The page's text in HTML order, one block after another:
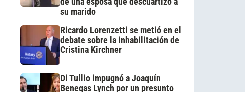
su marido
Ricardo Lorenzetti se metió en el
debate sobre la inhabilitación de
Cristina Kirchner
Di Tullio impugnó a Joaquín
Benegas Lynch por un presunto